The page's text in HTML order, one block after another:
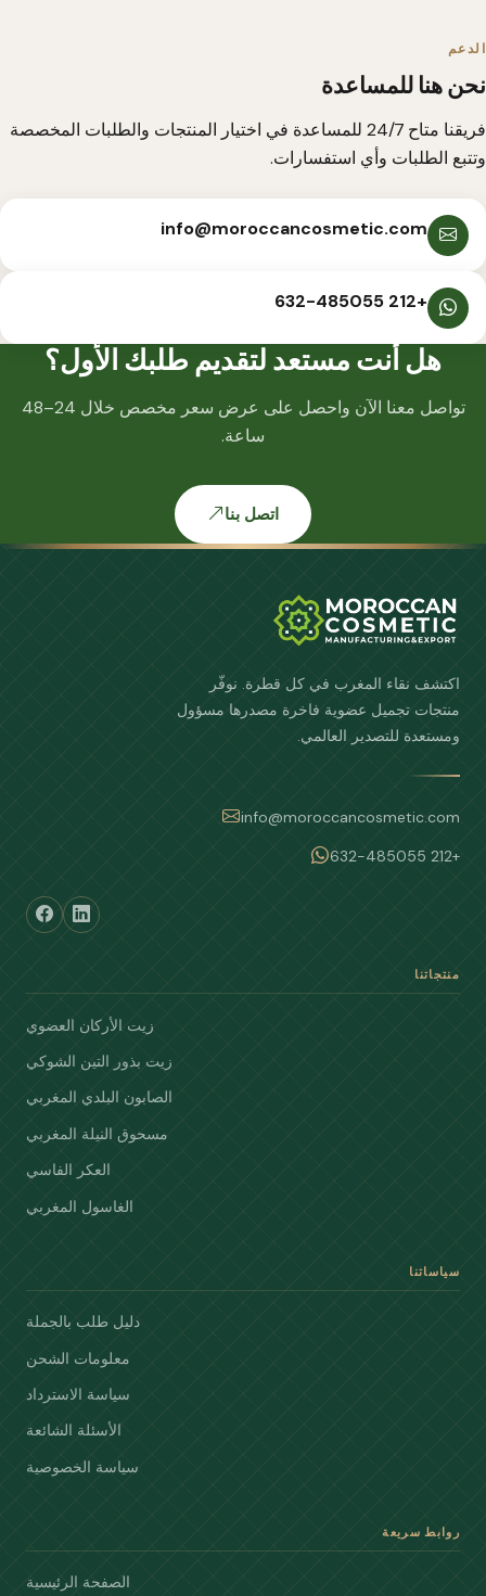
الدعم
نحن هنا للمساعدة
فريقنا متاح 24/7 للمساعدة في اختيار المنتجات والطلبات المخصصة
وتتبع الطلبات وأي استفسارات.
info@moroccancosmetic.com
+212 632-485055
هل أنت مستعد لتقديم طلبك الأول؟
تواصل معنا الآن واحصل على عرض سعر مخصص خلال 24–48
ساعة.
اتصل بنا
اكتشف نقاء المغرب في كل قطرة. نوفّر
منتجات تجميل عضوية فاخرة مصدرها مسؤول
ومستعدة للتصدير العالمي.
info@moroccancosmetic.com
+212 632-485055
منتجاتنا
زيت الأركان العضوي
زيت بذور التين الشوكي
الصابون البلدي المغربي
مسحوق النيلة المغربي
العكر الفاسي
الغاسول المغربي
سياساتنا
دليل طلب بالجملة
معلومات الشحن
سياسة الاسترداد
الأسئلة الشائعة
سياسة الخصوصية
روابط سريعة
الصفحة الرئيسية